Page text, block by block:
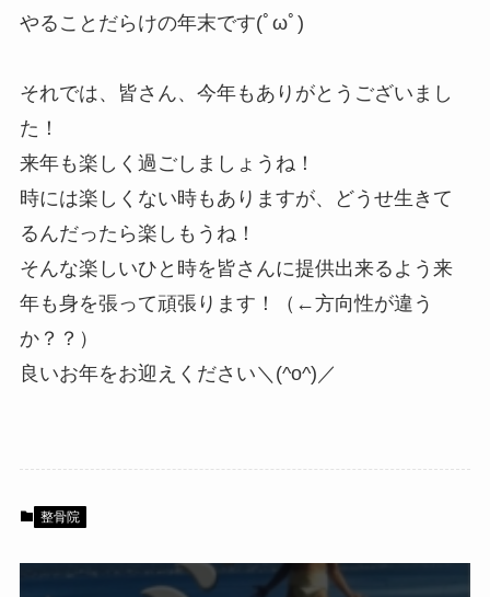
やることだらけの年末です(ﾟωﾟ)
それでは、皆さん、今年もありがとうございまし
た！
来年も楽しく過ごしましょうね！
時には楽しくない時もありますが、どうせ生きて
るんだったら楽しもうね！
そんな楽しいひと時を皆さんに提供出来るよう来
年も身を張って頑張ります！（←方向性が違う
か？？）
良いお年をお迎えください＼(^o^)／
整骨院